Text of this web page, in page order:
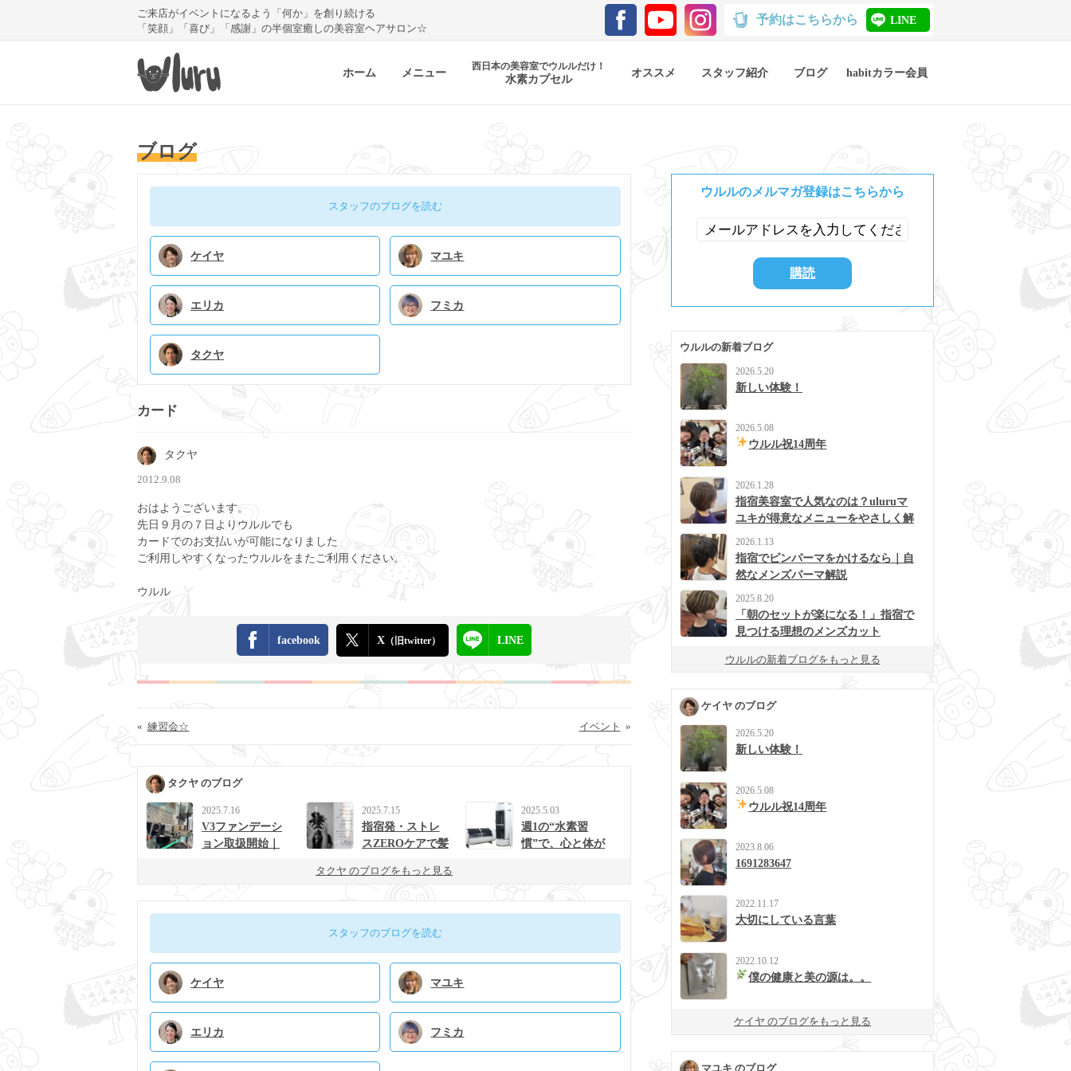
ご来店がイベントになるよう「何か」を創り続ける
「笑顔」「喜び」「感謝」の半個室癒しの美容室ヘアサロン☆
予約はこちらから LINE
ホーム メニュー 西日本の美容室でウルルだけ！
水素カプセル オススメ スタッフ紹介 ブログ habitカラー会員
ブログ
スタッフのブログを読む
ケイヤ マユキ
エリカ フミカ
タクヤ
カード
タクヤ
2012.9.08
おはようございます。
先日９月の７日よりウルルでも
カードでのお支払いが可能になりました
ご利用しやすくなったウルルをまたご利用ください。
ウルル
facebook X （旧twitter） LINE
« 練習会☆ »
イベント
タクヤ のブログ
2025.7.16
V3ファンデーシ
ョン取扱開始｜
2025.7.15
指宿発・ストレ
スZEROケアで髪
uの新提案
2025.5.03
週1の“水素習
慣”で、心と体が
タクヤ のブログをもっと見る
スタッフのブログを読む
ケイヤ マユキ
エリカ フミカ
ウルルのメルマガ登録はこちらから
ウルルの新着ブログ
2026.5.20
新しい体験！
2026.5.08
ウルル祝14周年
2026.1.28
指宿美容室で人気なのは？uluruマ
ユキが得意なメニューをやさしく解
2026.1.13
指宿でピンパーマをかけるなら｜自
然なメンズパーマ解説
2025.8.20
「朝のセットが楽になる！」指宿で
見つける理想のメンズカット
ウルルの新着ブログをもっと見る
ケイヤ のブログ
2026.5.20
新しい体験！
2026.5.08
ウルル祝14周年
2023.8.06
1691283647
2022.11.17
大切にしている言葉
2022.10.12
僕の健康と美の源は。。
ケイヤ のブログをもっと見る
マユキ のブログ